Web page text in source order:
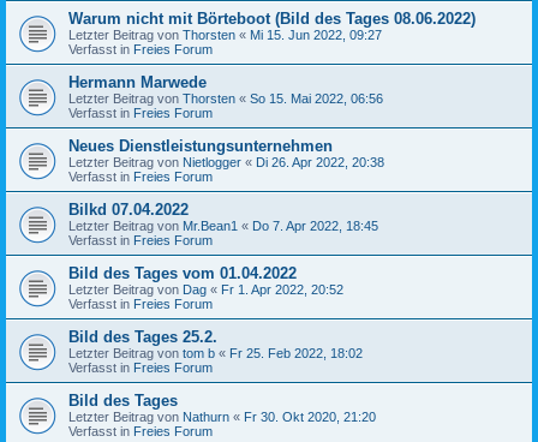
Warum nicht mit Börteboot (Bild des Tages 08.06.2022)
Letzter Beitrag von Thorsten « Mi 15. Jun 2022, 09:27
Verfasst in Freies Forum
Hermann Marwede
Letzter Beitrag von Thorsten « So 15. Mai 2022, 06:56
Verfasst in Freies Forum
Neues Dienstleistungsunternehmen
Letzter Beitrag von Nietlogger « Di 26. Apr 2022, 20:38
Verfasst in Freies Forum
Bilkd 07.04.2022
Letzter Beitrag von Mr.Bean1 « Do 7. Apr 2022, 18:45
Verfasst in Freies Forum
Bild des Tages vom 01.04.2022
Letzter Beitrag von Dag « Fr 1. Apr 2022, 20:52
Verfasst in Freies Forum
Bild des Tages 25.2.
Letzter Beitrag von tom b « Fr 25. Feb 2022, 18:02
Verfasst in Freies Forum
Bild des Tages
Letzter Beitrag von Nathurn « Fr 30. Okt 2020, 21:20
Verfasst in Freies Forum